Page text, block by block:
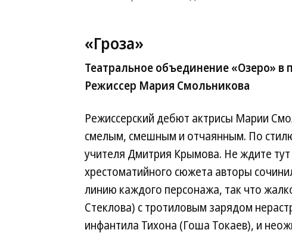
«Гроза»
Театральное объединение «Озеро» в
Режиссер Мария Смольникова
Режиссерский дебют актрисы Марии
смелым, смешным и отчаянным. По
учителя Дмитрия Крымова. Не ждите
хрестоматийного сюжета авторы
линию каждого персонажа, так что
Стеклова) с тротиловым зарядом
инфантила Тихона (Гоша Токаев), и